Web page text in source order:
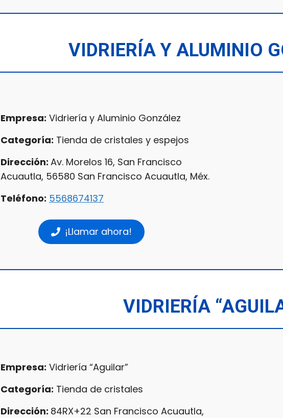
VIDRIERÍA Y ALUMINIO
Empresa: Vidriería y Aluminio González
Categoría: Tienda de cristales y espejos
Dirección: Av. Morelos 16, San Francisco
Acuautla, 56580 San Francisco Acuautla, Méx.
Teléfono: 5568674137
¡Llamar ahora!
VIDRIERÍA
Empresa: Vidriería “Aguilar”
Categoría: Tienda de cristales
Dirección: 84RX+22 San Francisco Acuautla,